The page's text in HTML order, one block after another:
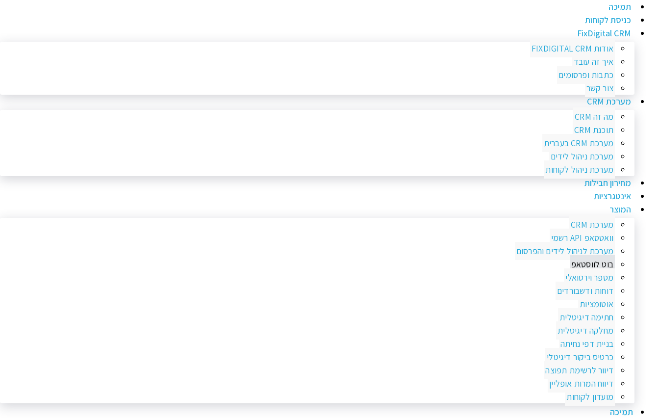
תמיכה
כניסת לקוחות
FixDigital CRM
אודות FIXDIGITAL CRM
איך זה עובד
כתבות ופרסומים
צור קשר
מערכת CRM
מה זה CRM
תוכנת CRM
מערכת CRM בעברית
מערכת ניהול לידים
מערכת ניהול לקוחות
מחירון חבילות
אינטגרציות
המוצר
מערכת CRM
וואטסאפ API רשמי
מערכת לניהול לידים והפרסום
בוט לווסטאפ
מספר וירטואלי
דוחות ודשבורדים
אוטומציות
חתימה דיגיטלית
מחלקה דיגיטלית
בניית דפי נחיתה
כרטיס ביקור דיגיטלי
דיוור לרשימת תפוצה
דיווח המרות אופליין
מועדון לקוחות
תמיכה